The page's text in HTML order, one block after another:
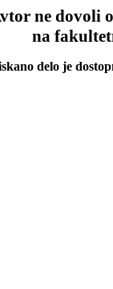
ne dovoli
na
delo je